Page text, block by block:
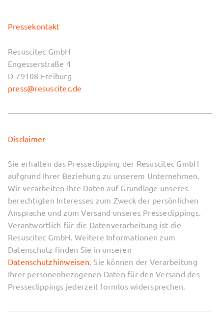
Pressekontakt
Resuscitec GmbH
Engesserstraße 4
D-79108 Freiburg
press@resuscitec.de
Disclaimer
Sie erhalten das Presseclipping der Resuscitec GmbH
aufgrund Ihrer Beziehung zu unserem Unternehmen.
Wir verarbeiten Ihre Daten auf Grundlage unseres
berechtigten Interesses zum Zweck der persönlichen
Ansprache und zum Versand unseres Presseclippings.
Verantwortlich für die Datenverarbeitung ist die
Resuscitec GmbH. Weitere Informationen zum
Datenschutz finden Sie in unseren
Datenschutzhinweisen. Sie können der Verarbeitung
Ihrer personenbezogenen Daten für den Versand des
Presseclippings jederzeit formlos widersprechen.